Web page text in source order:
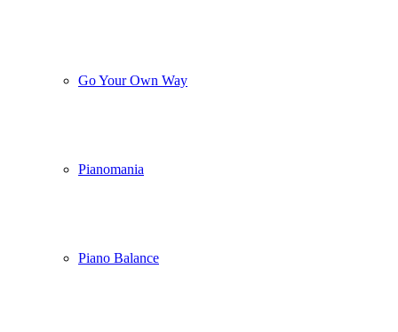
Go Your Own Way
Pianomania
Piano Balance